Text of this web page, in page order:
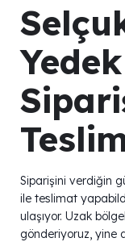
Siparişini verdiğin
ile teslimat
ulaşıyor. Uzak
gönderiyoruz, yine